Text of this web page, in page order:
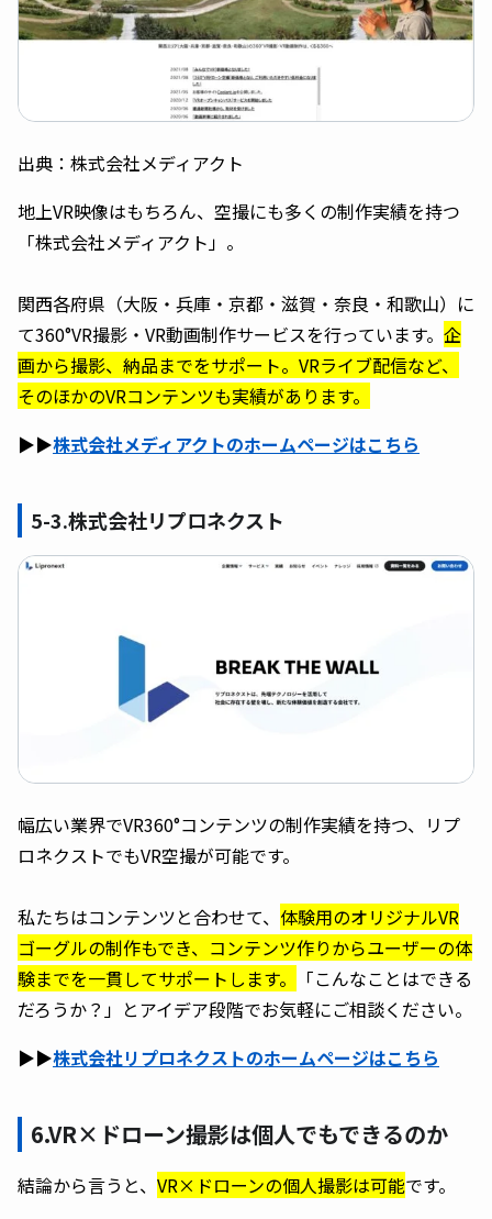
出典：株式会社メディアクト
地上VR映像はもちろん、空撮にも多くの制作実績を持つ
「株式会社メディアクト」。
関西各府県（大阪・兵庫・京都・滋賀・奈良・和歌山）に
て360°VR撮影・VR動画制作サービスを行っています。 企
画から撮影、納品までをサポート。VRライブ配信など、
そのほかのVRコンテンツも実績があります。
▶︎▶︎株式会社メディアクトのホームページはこちら
5-3.株式会社リプロネクスト
幅広い業界でVR360°コンテンツの制作実績を持つ、リプ
ロネクストでもVR空撮が可能です。
私たちはコンテンツと合わせて、 体験用のオリジナルVR
ゴーグルの制作もでき、コンテンツ作りからユーザーの体
験までを一貫してサポートします。
「こんなことはできる
だろうか？」とアイデア段階でお気軽にご相談ください。
▶︎▶︎株式会社リプロネクストのホームページはこちら
6.VR×ドローン撮影は個人でもできるのか
結論から言うと、 VR×ドローンの個人撮影は可能です。